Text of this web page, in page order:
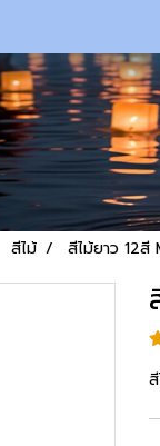
สีไม้ สีไม้ยาว 12สี